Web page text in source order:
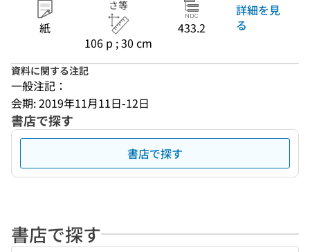
紙
さ等
106 p ; 30 cm
433.2
詳細を見
る
資料に関する注記
一般注記：
会期: 2019年11月11日-12日
書店で探す
書店で探す
書店で探す